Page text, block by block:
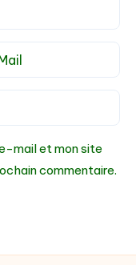
mail et mon site
commentaire.